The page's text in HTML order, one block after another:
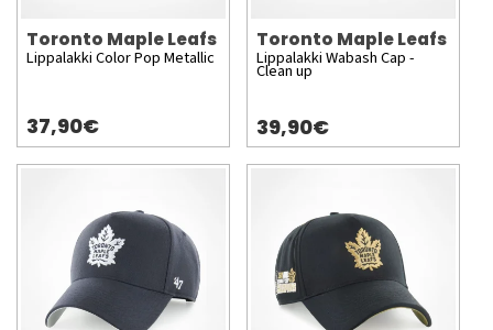
Toronto Maple Leafs
Lippalakki Color Pop Metallic
37,90€
Toronto Maple Leafs
Lippalakki Wabash Cap -
Clean up
39,90€